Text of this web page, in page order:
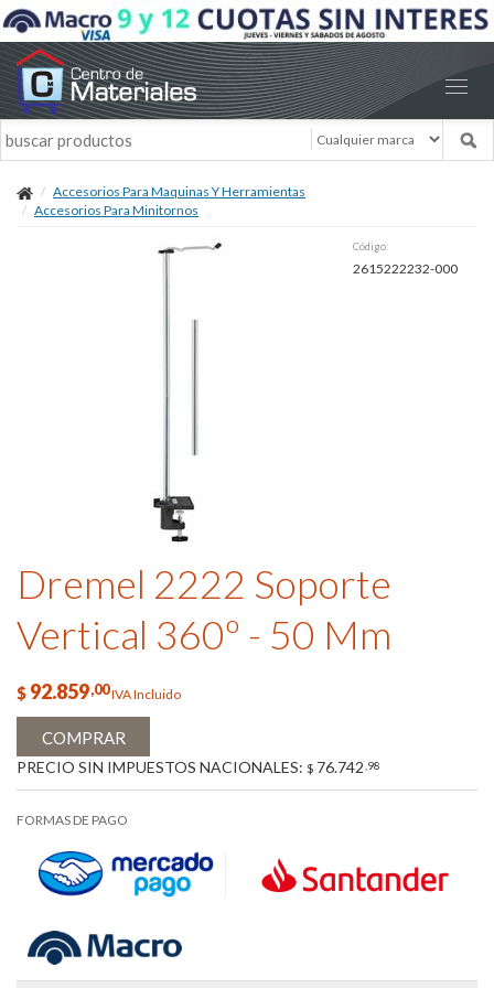
Accesorios Para Maquinas Y Herramientas
Accesorios Para Minitornos
Código:
2615222232-000
Dremel 2222 Soporte
Vertical 360º - 50 Mm
$ 92.859,00IVA Incluido
COMPRAR
PRECIO SIN IMPUESTOS NACIONALES: $ 76.742 ,98
FORMAS DE PAGO